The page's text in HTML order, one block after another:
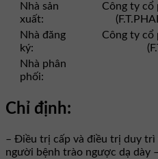
Nhà sản
xuất:
Công ty cổ
Nhà đăng
ký:
Công ty cổ
Nhà phân
phối:
Chỉ định:
– Điều trị cấp và điều trị duy
người bệnh trào ngược dạ dày